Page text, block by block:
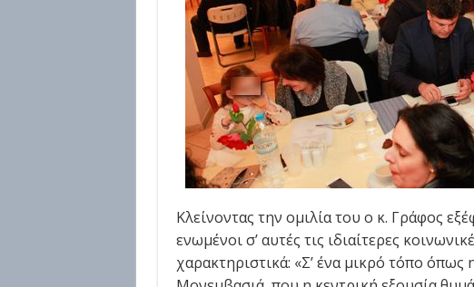
Κλείνοντας την ομιλία του ο κ. Γράφος
ενωμένοι σ’ αυτές τις ιδιαίτερες
χαρακτηριστικά: «Σ’ ένα μικρό τόπο όπως